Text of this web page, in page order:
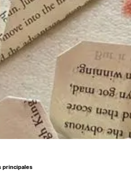
principales